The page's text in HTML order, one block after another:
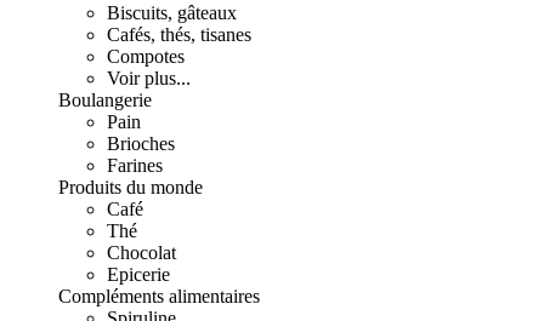
Biscuits, gâteaux
Cafés, thés, tisanes
Compotes
Voir plus...
Boulangerie
Pain
Brioches
Farines
Produits du monde
Café
Thé
Chocolat
Epicerie
Compléments alimentaires